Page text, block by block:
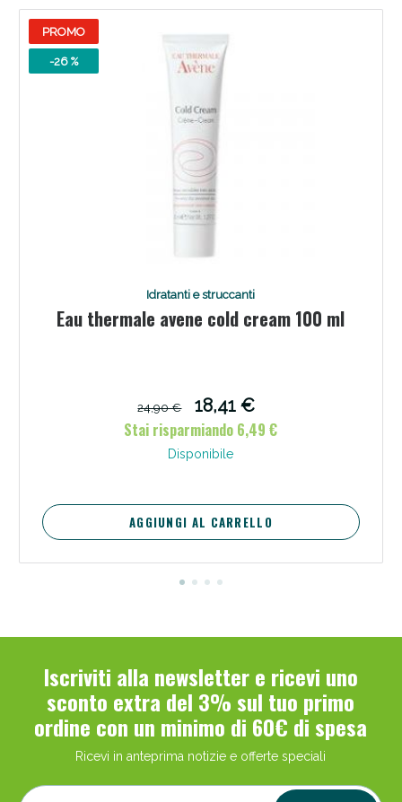
PROMO
-26 %
Idratanti e struccanti
Eau thermale avene cold cream 100 ml
24,90 €
18,41 €
Stai risparmiando 6,49 €
Disponibile
AGGIUNGI AL CARRELLO
Iscriviti alla newsletter e ricevi uno
sconto extra del 3% sul tuo primo
ordine con un minimo di 60€ di spesa
Ricevi in anteprima notizie e offerte speciali
Benessere Intestinale: Sconto fino al 55% valido
Scopri le offerte di Oggi